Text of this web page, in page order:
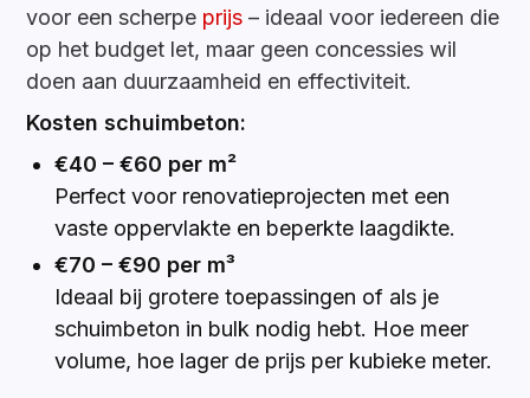
voor een scherpe prijs– ideaal voor iedereen die
op het budget let, maar geen concessies wil
doen aan duurzaamheid en effectiviteit.
Kosten schuimbeton:
€40 – €60 per m²
Perfect voor renovatieprojecten met een
vaste oppervlakte en beperkte laagdikte.
€70 – €90 per m³
Ideaal bij grotere toepassingen of als je
schuimbeton in bulk nodig hebt. Hoe meer
volume, hoe lager de prijs per kubieke meter.